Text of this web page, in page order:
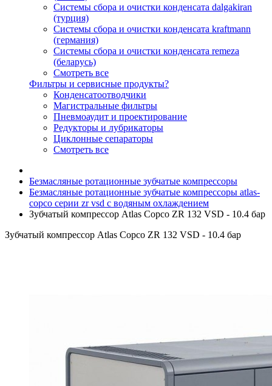
Системы сбора и очистки конденсата dalgakiran
(турция)
Системы сбора и очистки конденсата kraftmann
(германия)
Системы сбора и очистки конденсата remeza
(беларусь)
Смотреть все
Фильтры и сервисные продукты?
Конденсатоотводчики
Магистральные фильтры
Пневмоаудит и проектирование
Редукторы и лубрикаторы
Циклонные сепараторы
Смотреть все
Безмасляные ротационные зубчатые компрессоры
Безмасляные ротационные зубчатые компрессоры atlas-
copco серии zr vsd с водяным охлаждением
Зубчатый компрессор Atlas Copco ZR 132 VSD - 10.4 бар
Зубчатый компрессор Atlas Copco ZR 132 VSD - 10.4 бар